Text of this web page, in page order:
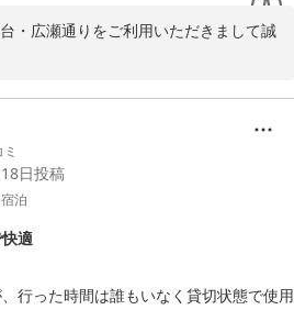
ただき誠にありがとうございます。こ
間をご提供できるようスタッフ一同努
り 支配人・スタッフ一同
ホテル仙台・広瀬通り
れるかと思います。今回は興味本位で2
さんは特に喜ぶかもしれません。
・広瀬通りをご利用いただきまして誠
満足いただけたとのお言葉を頂戴し、
けたとのこと、また、アメニティを選
ただき、重ねて感謝申し上げます。当
の湯」は、美肌や疲労回復にも効果が
ご好評をいただいております。お部屋
人気のお部屋タイプですので、ぜひま
。
ご不便があり申し訳ございません。ホ
日投稿
宿泊
適
行った時間は誰もいなく貸切状態で使用